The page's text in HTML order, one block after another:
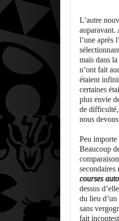
L’autre
auparavant.
l’une après
mais dans
n’ont fait
étaient
certaines
plus envie
de
nous
Peu importe
Beaucoup
secondaires
courses
dessus
du lieu d’un
sans
fait